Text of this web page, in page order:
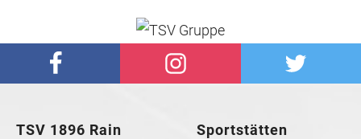
TSV 1896 Rain Sportstätten